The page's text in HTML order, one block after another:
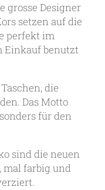
grosse Designer
setzen auf die
perfekt im
Einkauf benutzt
die
Das Motto
für den
sind die neuen
mal farbig und